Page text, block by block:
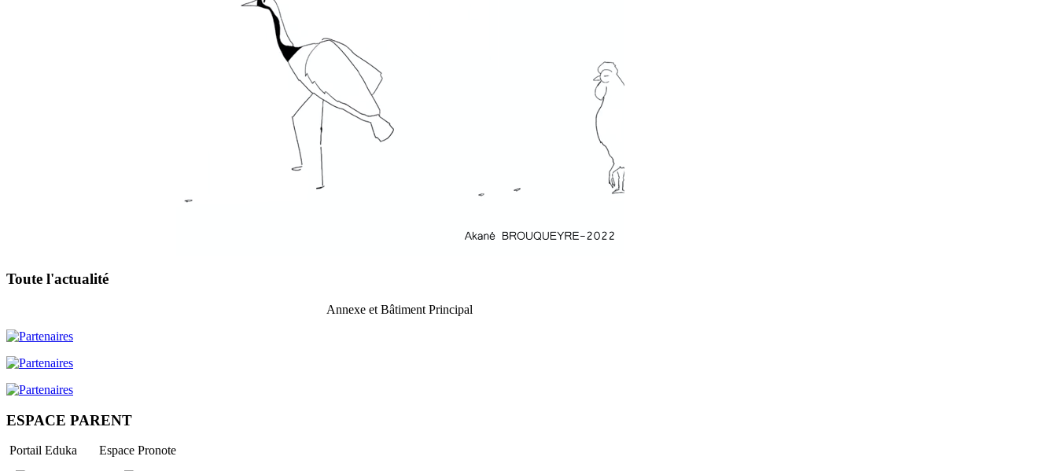
Toute l'actualité
Annexe et Bâtiment Principal
ESPACE PARENT
Portail Eduka Espace Pronote